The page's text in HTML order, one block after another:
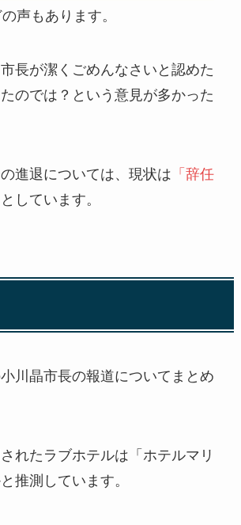
声もあります。
長が潔くごめんなさいと認めた
のでは？という意見が多かった
進退については、現状は 「辞任
としています。
川晶市長の報道についてまとめ
れたラブホテルは「ホテルマリ
推測しています。